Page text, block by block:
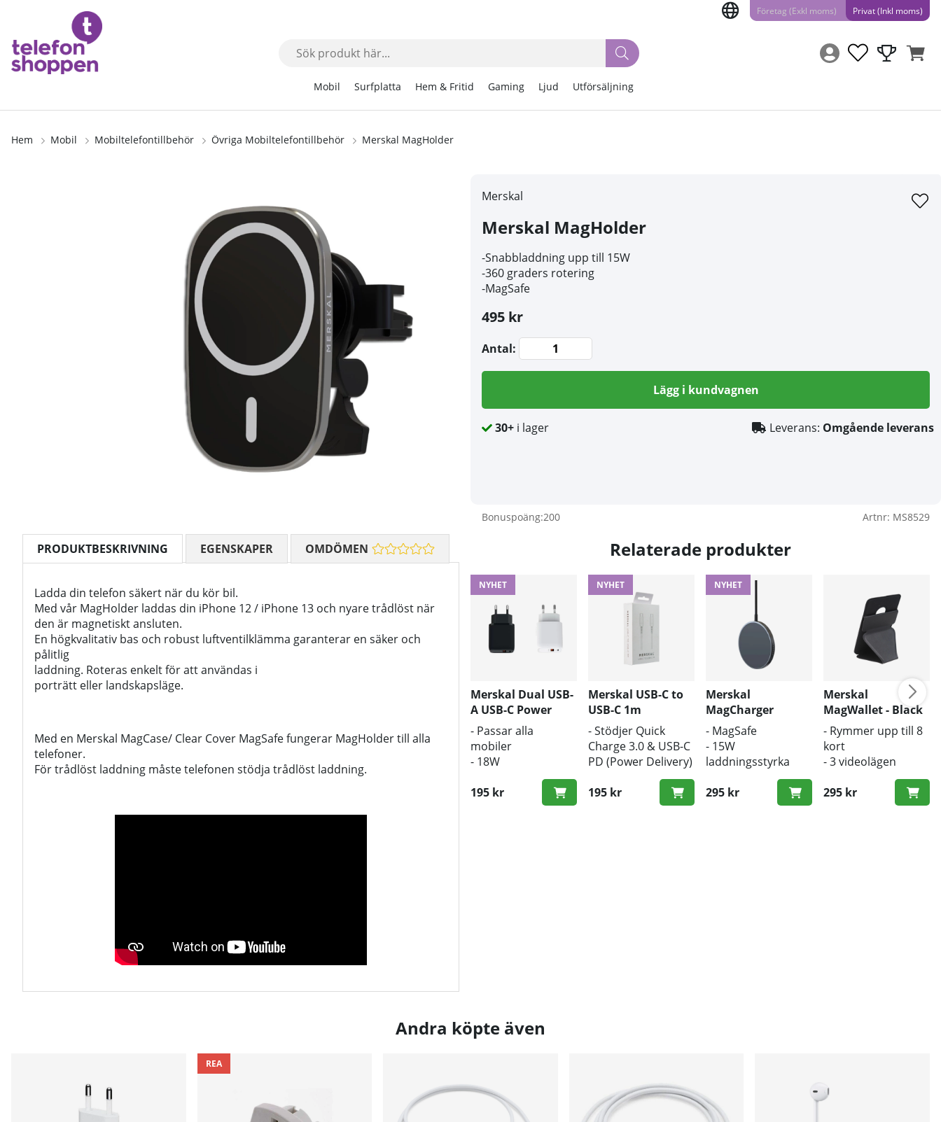
Företag (Exkl moms) Privat (Inkl moms)
Mobil Surfplatta Hem & Fritid Gaming Ljud Utförsäljning
Hem Mobil Mobiltelefontillbehör Övriga Mobiltelefontillbehör Merskal MagHolder
Merskal
Merskal MagHolder
-Snabbladdning upp till 15W
-360 graders rotering
-MagSafe
495 kr
Antal:
Lägg i kundvagnen
30+ i lager Leverans: Omgående leverans
Bonuspoäng:200 Artnr: MS8529
PRODUKTBESKRIVNING
Ladda din telefon säkert när du kör bil.
Med vår MagHolder laddas din iPhone 12 / iPhone 13 och nyare trådlöst när
den är magnetiskt ansluten.
En högkvalitativ bas och robust luftventilklämma garanterar en säker och
pålitlig
laddning. Roteras enkelt för att användas i
porträtt eller landskapsläge.
Med en Merskal MagCase/ Clear Cover MagSafe fungerar MagHolder till alla
telefoner.
För trådlöst laddning måste telefonen stödja trådlöst laddning.
EGENSKAPER OMDÖMEN Relaterade produkter
NYHET
Merskal Dual USB-
A USB-C Power
Adapter 18W
- Passar alla
mobiler
- 18W
laddningsstyrka
- USB-C och USB-A
195 kr
NYHET
Merskal USB-C to
USB-C 1m
- Stödjer Quick
Charge 3.0 & USB-C
PD (Power Delivery)
- Snabb hastighet
195 kr
NYHET
Merskal
MagCharger
- MagSafe
- 15W
laddningsstyrka
- Trådlös laddare
295 kr
Merskal
MagWallet - Black
- Rymmer upp till 8
kort
- 3 videolägen
295 kr
Andra köpte även
REA